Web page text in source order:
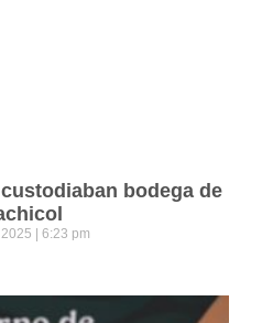
bodega de
6:23 pm